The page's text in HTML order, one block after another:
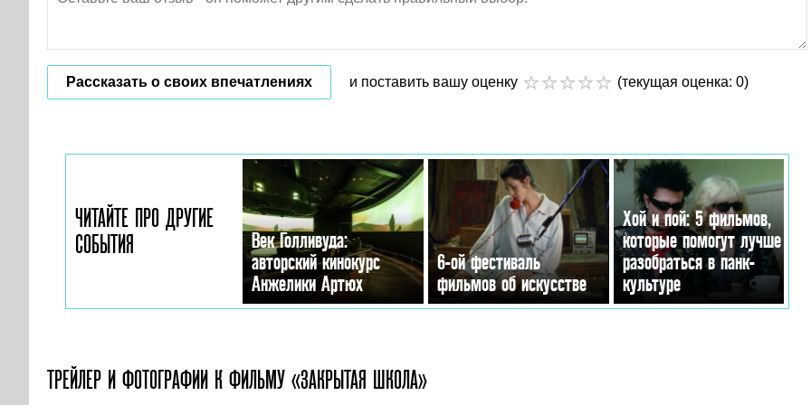
Рассказать о своих впечатлениях и поставить вашу оценку (текущая оценка: 0)
ЧИТАЙТЕ ПРО ДРУГИЕ
СОБЫТИЯ
Век Голливуда:
авторский кинокурс
Анжелики Артюх
6-ой фестиваль
фильмов об искусстве
Хой и пой: 5 фильмов,
которые помогут лучше
разобраться в панк-
культуре
ТРЕЙЛЕР И ФОТОГРАФИИ К ФИЛЬМУ «ЗАКРЫТАЯ ШКОЛА»